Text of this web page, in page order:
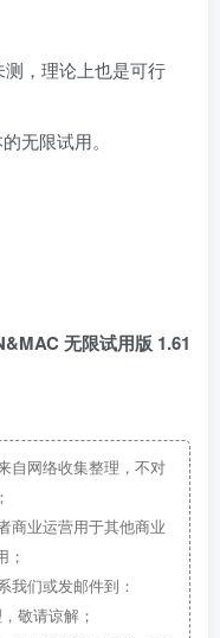
，理论上也是可行
无限试用。
无限试用版 1.61
自网络收集整理，不对
商业运营用于其他商业
；
我们或发邮件到：
敬请谅解；